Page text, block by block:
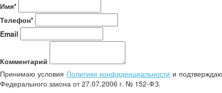
Имя*
Телефон*
Email
Комментарий
Принимаю условия Политики конфиденциальности и
Федерального закона от 27.07.2006 г. № 152-ФЗ.